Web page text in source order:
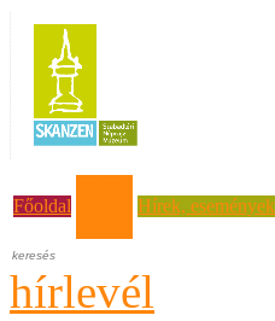
Főoldal
Hírek, események
hírlevél